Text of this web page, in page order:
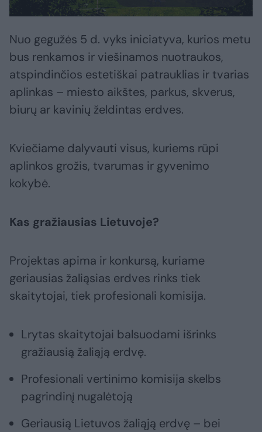
Nuo gegužės 5 d. vyks iniciatyva, kurios metu
bus renkamos ir viešinamos nuotraukos,
atspindinčios estetiškai patrauklias ir tvarias
aplinkas – miesto aikštes, parkus, skverus,
biurų ar kavinių želdintas erdves.
Kviečiame dalyvauti visus, kuriems rūpi
aplinkos grožis, tvarumas ir gyvenimo
kokybė.
Kas gražiausias Lietuvoje?
Projektas apima ir konkursą, kuriame
geriausias žaliąsias erdves rinks tiek
skaitytojai, tiek profesionali komisija.
Lrytas skaitytojai balsuodami išrinks
gražiausią žaliąją erdvę.
Profesionali vertinimo komisija skelbs
pagrindinį nugalėtoją
Geriausią Lietuvos žaliąją erdvę – bei